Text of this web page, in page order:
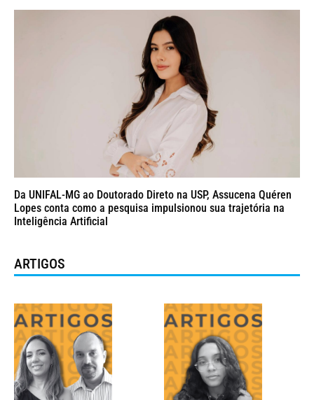
Da UNIFAL-MG ao Doutorado Direto na USP, Assucena Quéren
Lopes conta como a pesquisa impulsionou sua trajetória na
Inteligência Artificial
ARTIGOS